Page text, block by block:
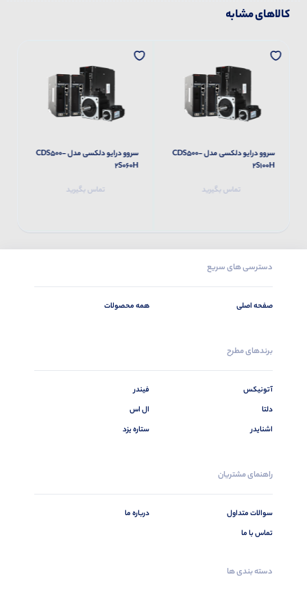
کالاهای مشابه
سروو درایو دلکسی مدل CDS500-
2S100H
تماس بگیرید
سروو درایو دلکسی مدل CDS500-
2S060H
تماس بگیرید
دسترسی های سریع
صفحه اصلی همه محصولات
برندهای مطرح
آتونیکس
دلتا
اشنایدر
فیندر
ال اس
ستاره یزد
راهنمای مشتریان
سوالات متداول
تماس با ما
درباره ما
دسته بندی ها